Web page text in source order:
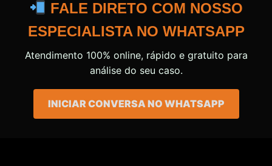
FALE DIRETO COM NOSSO
ESPECIALISTA NO WHATSAPP
Atendimento 100% online, rápido e gratuito para
análise do seu caso.
INICIAR CONVERSA NO WHATSAPP